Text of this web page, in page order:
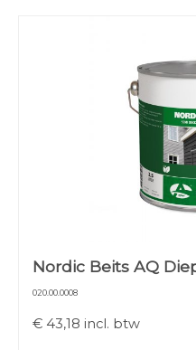
Nordic Beits AQ
020.00.0008
€ 43,18 incl. btw